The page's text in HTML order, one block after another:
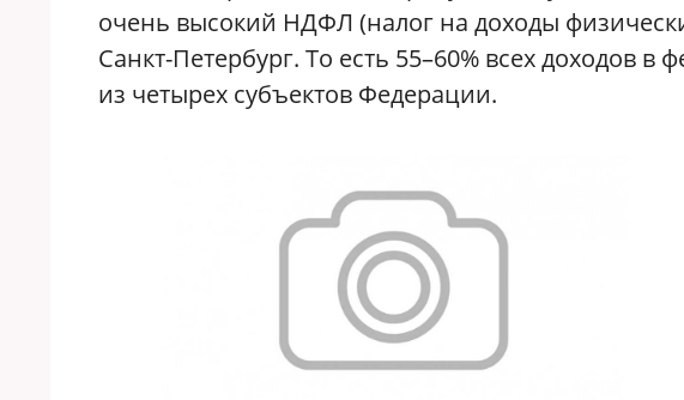
очень высокий НДФЛ (налог на доходы
Санкт-Петербург. То есть 55–60% всех доходов
из четырех субъектов Федерации.